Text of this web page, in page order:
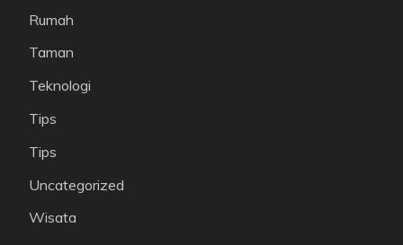
Rumah
Taman
Teknologi
Tips
Tips
Uncategorized
Wisata